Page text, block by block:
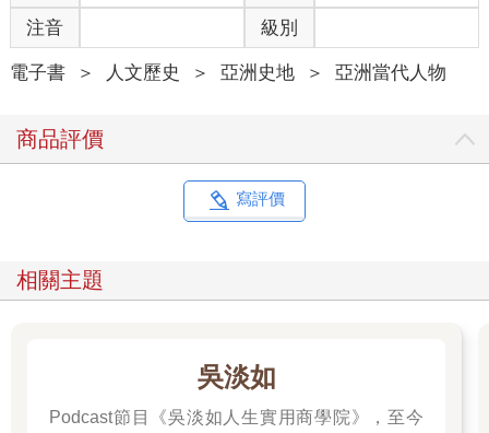
注音 級別
電子書 ＞ 人文歷史 ＞ 亞洲史地 ＞ 亞洲當代人物
商品評價
寫評價
相關主題
吳淡如
Podcast節目《吳淡如人生實用商學院》，至今